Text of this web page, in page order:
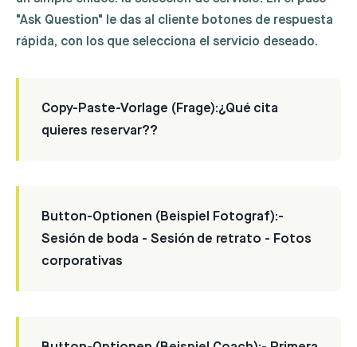
"Ask Question" le das al cliente botones de respuesta
rápida, con los que selecciona el servicio deseado.
Copy-Paste-Vorlage (Frage):¿Qué cita
quieres reservar??
Button-Optionen (Beispiel Fotograf):-
Sesión de boda - Sesión de retrato - Fotos
corporativas